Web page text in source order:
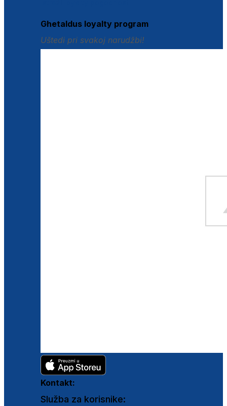
Ghetaldus loyalty program
Uštedi pri svakoj narudžbi!
Kontakt:
Služba za korisnike: